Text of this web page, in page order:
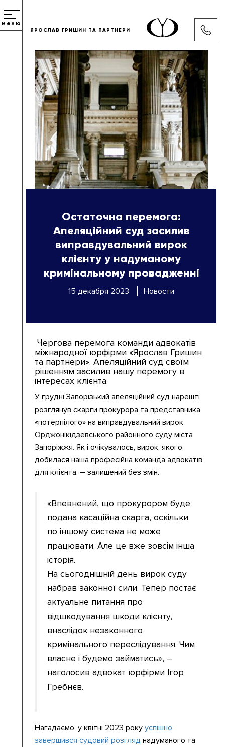
меню
ЯРОСЛАВ ГРИШИН ТА ПАРТНЕРИ
Остаточна перемога:
Апеляційний суд засилив
виправдувальний вирок
клієнту у надуманому
кримінальному провадженні
15 декабря 2023 Новости
Чергова перемога команди адвокатів
міжнародної юрфірми «Ярослав Гришин
та партнери». Апеляційний суд своїм
рішенням засилив нашу перемогу в
інтересах клієнта.
У грудні Запорізький апеляційний суд нарешті
розглянув скарги прокурора та представника
«потерпілого» на виправдувальний вирок
Орджонікідзевського районного суду міста
Запоріжжя. Як і очікувалось, вирок, якого
добилася наша професійна команда адвокатів
для клієнта, – залишений без змін.
«Впевнений, що прокурором буде
подана касаційна скарга, оскільки
по іншому система не може
працювати. Але це вже зовсім інша
історія.
На сьогоднішній день вирок суду
набрав законної сили. Тепер постає
актуальне питання про
відшкодування шкоди клієнту,
внаслідок незаконного
кримінального переслідування. Чим
власне і будемо займатись», –
наголосив адвокат юрфірми Ігор
Гребнєв.
Нагадаємо, у квітні 2023 рокууспішно
завершився судовий розгляд надуманого та